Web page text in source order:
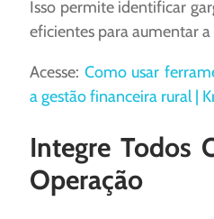
Isso permite identificar
eficientes para aumentar
Acesse: Como usar
a gestão financeira rural |
Integre Todos
Operação